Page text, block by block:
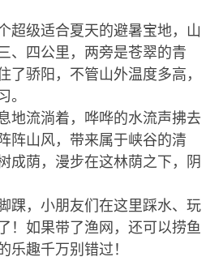
超级适合夏天的避暑宝地，山
、四公里，两旁是苍翠的青
了骄阳，不管山外温度多高，
。
地流淌着，哗哗的水流声拂去
阵山风，带来属于峡谷的清
成荫，漫步在这林荫之下，阴
踝，小朋友们在这里踩水、玩
！如果带了渔网，还可以捞鱼
乐趣千万别错过！